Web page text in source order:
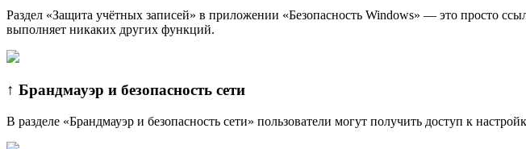
Раздел «Защита учётных записей» в приложении «Безопасность Windows» — это просто
выполняет никаких других функций.
↑ Брандмауэр и безопасность сети
В разделе «Брандмауэр и безопасность сети» пользователи могут получить доступ к